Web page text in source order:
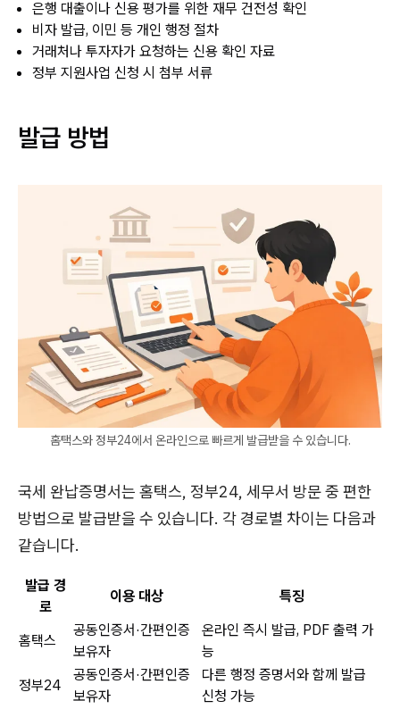
은행 대출이나 신용 평가를 위한 재무 건전성 확인
비자 발급, 이민 등 개인 행정 절차
거래처나 투자자가 요청하는 신용 확인 자료
정부 지원사업 신청 시 첨부 서류
발급 방법
홈택스와 정부24에서 온라인으로 빠르게 발급받을 수 있습니다.
국세 완납증명서는 홈택스, 정부24, 세무서 방문 중 편한
방법으로 발급받을 수 있습니다. 각 경로별 차이는 다음과
같습니다.
발급 경
로
이용 대상 특징
홈택스
공동인증서·간편인증
보유자
온라인 즉시 발급, PDF 출력 가
능
정부24
공동인증서·간편인증
보유자
다른 행정 증명서와 함께 발급
신청 가능